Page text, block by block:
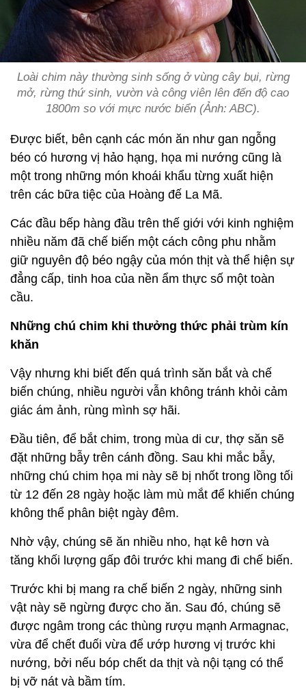
Loài chim này thường sinh sống ở vùng cây bụi, rừng
mở, rừng thứ sinh, vườn và công viên lên đến độ cao
1800m so với mực nước biển (Ảnh: ABC).
Được biết, bên cạnh các món ăn như gan ngỗng
béo có hương vị hảo hạng, họa mi nướng cũng là
một trong những món khoái khẩu từng xuất hiện
trên các bữa tiệc của Hoàng đế La Mã.
Các đầu bếp hàng đầu trên thế giới với kinh nghiệm
nhiều năm đã chế biến một cách công phu nhằm
giữ nguyên độ béo ngậy của món thịt và thể hiện sự
đẳng cấp, tinh hoa của nền ẩm thực số một toàn
cầu.
Những chú chim khi thưởng thức phải trùm kín
khăn
Vậy nhưng khi biết đến quá trình săn bắt và chế
biến chúng, nhiều người vẫn không tránh khỏi cảm
giác ám ảnh, rùng mình sợ hãi.
Đầu tiên, để bắt chim, trong mùa di cư, thợ săn sẽ
đặt những bẫy trên cánh đồng. Sau khi mắc bẫy,
những chú chim họa mi này sẽ bị nhốt trong lồng tối
từ 12 đến 28 ngày hoặc làm mù mắt để khiến chúng
không thể phân biệt ngày đêm.
Nhờ vậy, chúng sẽ ăn nhiều nho, hạt kê hơn và
tăng khối lượng gấp đôi trước khi mang đi chế biến.
Trước khi bị mang ra chế biến 2 ngày, những sinh
vật này sẽ ngừng được cho ăn. Sau đó, chúng sẽ
được ngâm trong các thùng rượu mạnh Armagnac,
vừa để chết đuối vừa để ướp hương vị trước khi
nướng, bởi nếu bóp chết da thịt và nội tạng có thể
bị vỡ nát và bầm tím.